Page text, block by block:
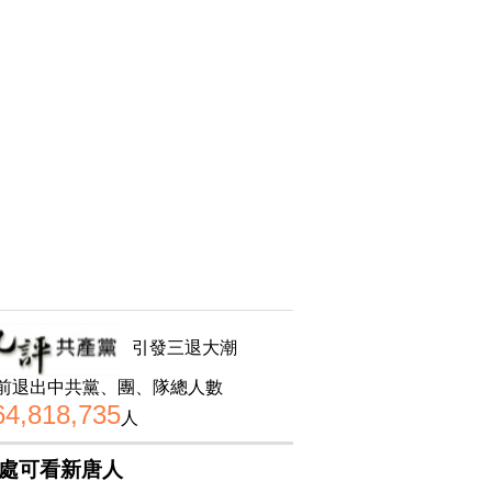
引發三退大潮
退出中共黨、團、隊總人數
人
可看新唐人